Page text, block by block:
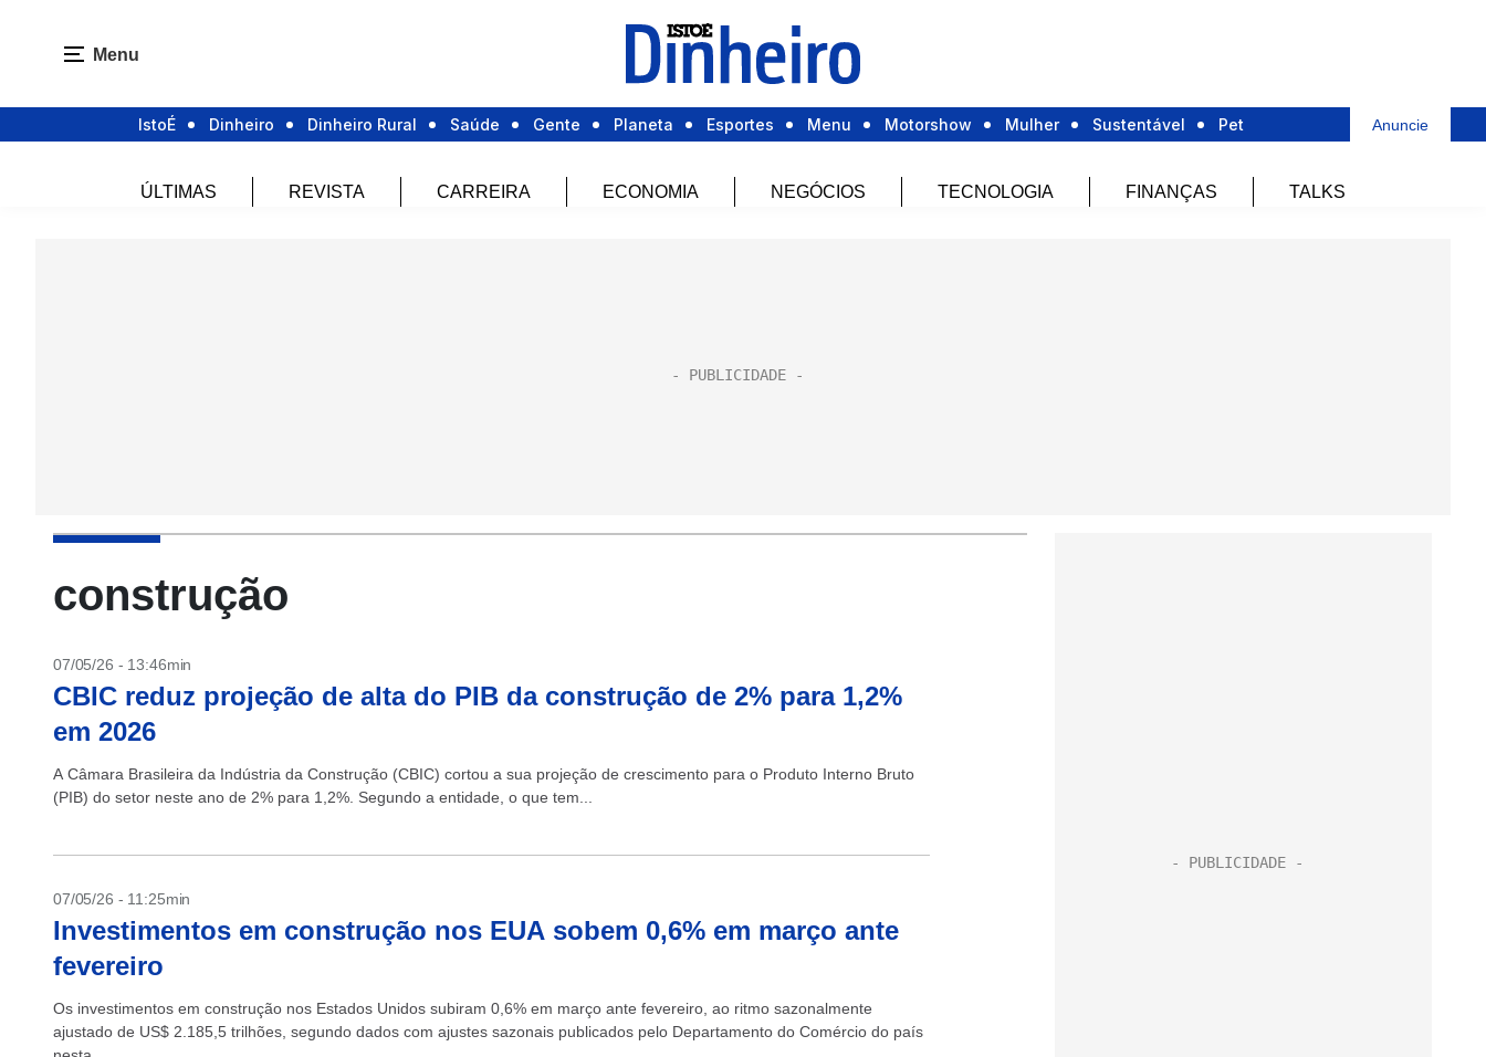
Menu
IstoÉ Dinheiro Dinheiro Rural Saúde Gente Planeta Esportes Menu Motorshow Mulher Sustentável Pet Anuncie
ÚLTIMAS REVISTA CARREIRA ECONOMIA NEGÓCIOS TECNOLOGIA FINANÇAS TALKS
construção
07/05/26 - 13:46min
CBIC reduz projeção de alta do PIB da construção de 2% para 1,2%
em 2026
A Câmara Brasileira da Indústria da Construção (CBIC) cortou a sua projeção de crescimento para o Produto Interno Bruto
(PIB) do setor neste ano de 2% para 1,2%. Segundo a entidade, o que tem...
07/05/26 - 11:25min
Investimentos em construção nos EUA sobem 0,6% em março ante
fevereiro
Os investimentos em construção nos Estados Unidos subiram 0,6% em março ante fevereiro, ao ritmo sazonalmente
ajustado de US$ 2.185,5 trilhões, segundo dados com ajustes sazonais publicados pelo Departamento do Comércio do país